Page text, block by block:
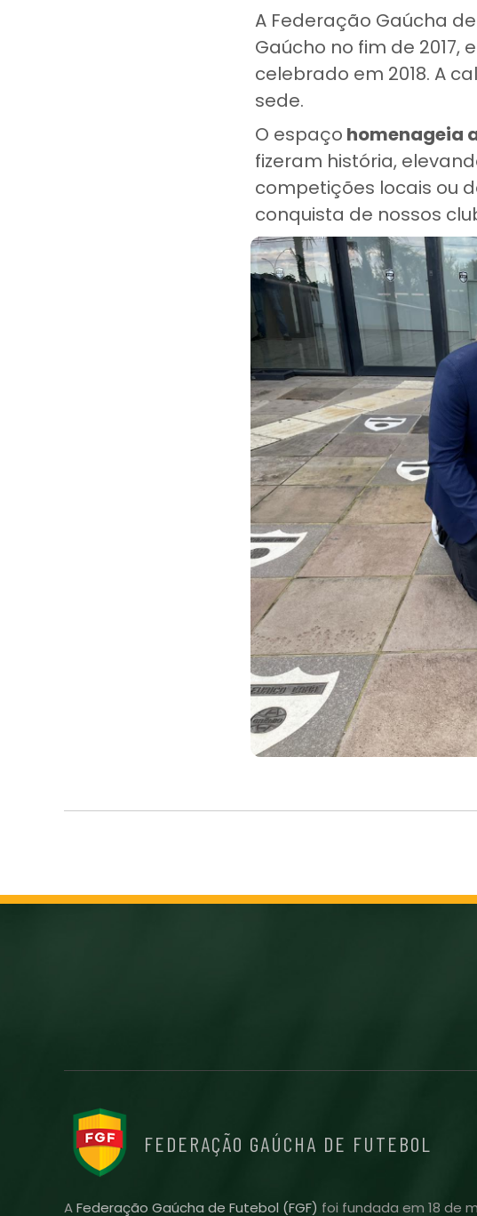
A Federação Gaúcha
Gaúcho no fim de
celebrado em 2018. A
sede.
O espaço homenageia
fizeram história,
competições locais ou
conquista de nossos
FEDERAÇÃO GAÚCHA DE FUTEBOL
AFederação Gaúcha de Futebol (FGF) foi fundada em 18 de